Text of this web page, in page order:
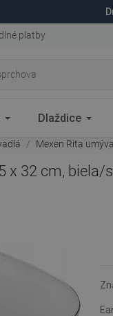
platby
Dlaždice
Mexen Rita
x 32 cm, biela/